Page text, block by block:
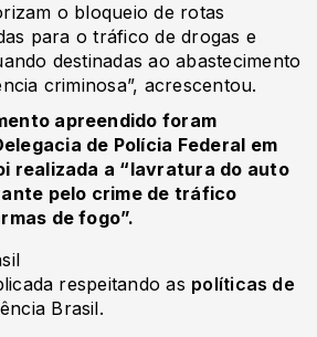
o bloqueio de rotas
para o tráfico de drogas e
destinadas ao abastecimento
criminosa”, acrescentou.
apreendido foram
de Polícia Federal em
realizada a “lavratura do auto
pelo crime de tráfico
de fogo”.
respeitando as políticas de
Brasil.